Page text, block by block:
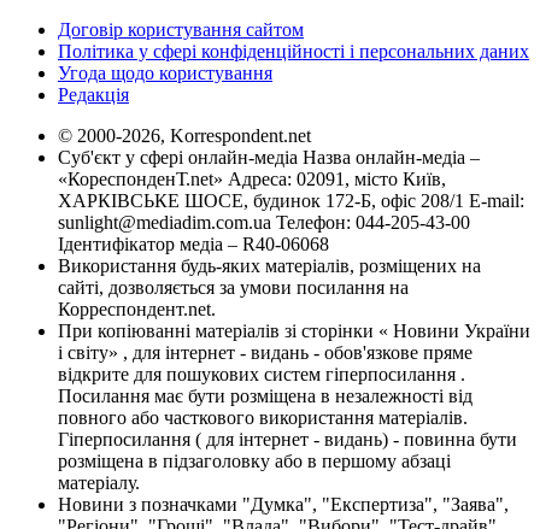
Договір користування сайтом
Політика у сфері конфіденційності і персональних даних
Угода щодо користування
Редакція
© 2000-2026, Korrespondent.net
Суб'єкт у сфері онлайн-медіа Назва онлайн-медіа –
«КореспонденТ.net» Адреса: 02091, місто Київ,
ХАРКІВСЬКЕ ШОСЕ, будинок 172-Б, офіс 208/1 E-mail:
sunlight@mediadim.com.ua Телефон: 044-205-43-00
Ідентифікатор медіа – R40-06068
Використання будь-яких матеріалів, розміщених на
сайті, дозволяється за умови посилання на
Корреспондент.net.
При копіюванні матеріалів зі сторінки « Новини України
і світу» , для інтернет - видань - обов'язкове пряме
відкрите для пошукових систем гіперпосилання .
Посилання має бути розміщена в незалежності від
повного або часткового використання матеріалів.
Гіперпосилання ( для інтернет - видань) - повинна бути
розміщена в підзаголовку або в першому абзаці
матеріалу.
Новини з позначками "Думка", "Експертиза", "Заява",